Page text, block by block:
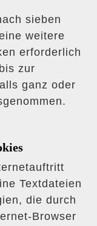
sieben
weitere
erforderlich
zur
ganz oder
Textdateien
die durch
Browser